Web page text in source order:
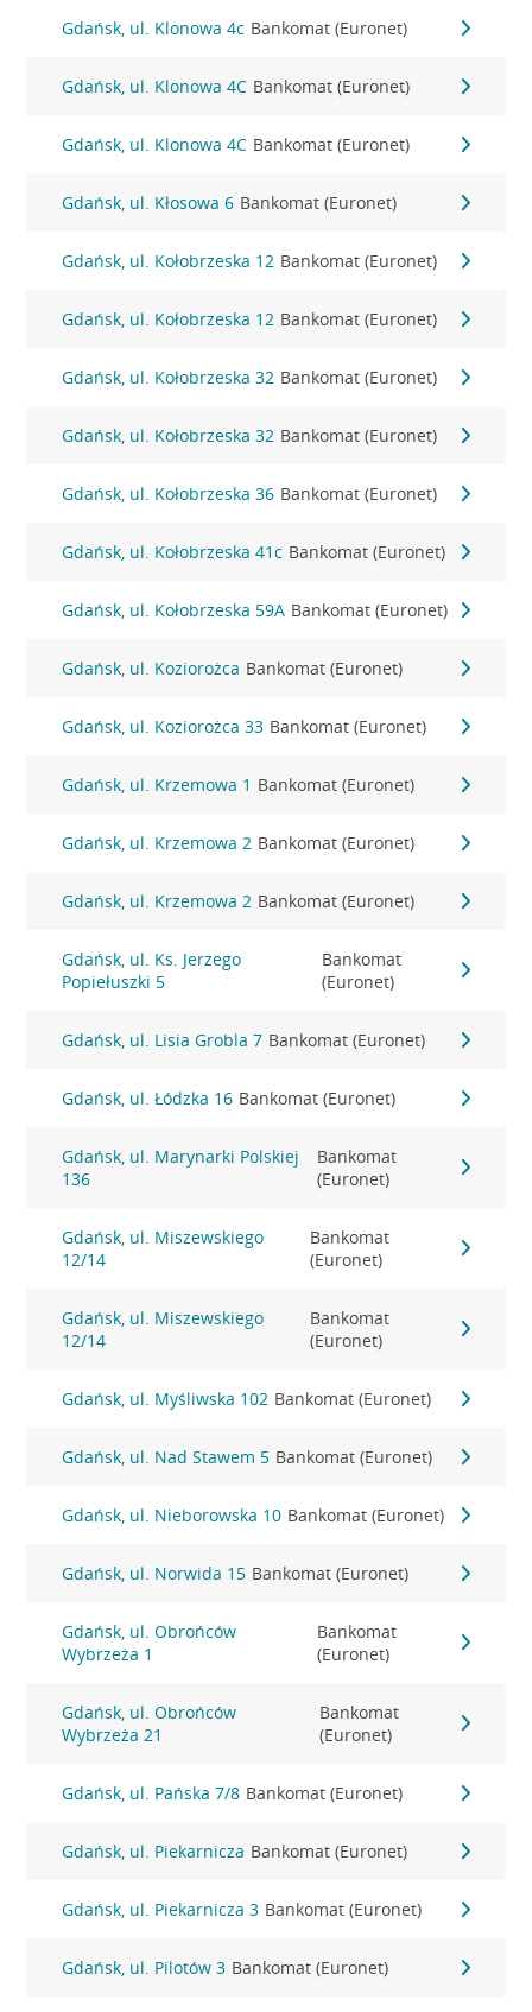
Gdańsk, ul. Klonowa 4c Bankomat (Euronet)
Gdańsk, ul. Klonowa 4C Bankomat (Euronet)
Gdańsk, ul. Klonowa 4C Bankomat (Euronet)
Gdańsk, ul. Kłosowa 6 Bankomat (Euronet)
Gdańsk, ul. Kołobrzeska 12 Bankomat (Euronet)
Gdańsk, ul. Kołobrzeska 12 Bankomat (Euronet)
Gdańsk, ul. Kołobrzeska 32 Bankomat (Euronet)
Gdańsk, ul. Kołobrzeska 32 Bankomat (Euronet)
Gdańsk, ul. Kołobrzeska 36 Bankomat (Euronet)
Gdańsk, ul. Kołobrzeska 41c Bankomat (Euronet)
Gdańsk, ul. Kołobrzeska 59A Bankomat (Euronet)
Gdańsk, ul. Koziorożca Bankomat (Euronet)
Gdańsk, ul. Koziorożca 33 Bankomat (Euronet)
Gdańsk, ul. Krzemowa 1 Bankomat (Euronet)
Gdańsk, ul. Krzemowa 2 Bankomat (Euronet)
Gdańsk, ul. Krzemowa 2 Bankomat (Euronet)
Gdańsk, ul. Ks. Jerzego
Popiełuszki 5
Bankomat
(Euronet)
Gdańsk, ul. Lisia Grobla 7 Bankomat (Euronet)
Gdańsk, ul. Łódzka 16 Bankomat (Euronet)
Gdańsk, ul. Marynarki Polskiej
136
Bankomat
(Euronet)
Gdańsk, ul. Miszewskiego
12/14
Bankomat
(Euronet)
Gdańsk, ul. Miszewskiego
12/14
Bankomat
(Euronet)
Gdańsk, ul. Myśliwska 102 Bankomat (Euronet)
Gdańsk, ul. Nad Stawem 5 Bankomat (Euronet)
Gdańsk, ul. Nieborowska 10 Bankomat (Euronet)
Gdańsk, ul. Norwida 15 Bankomat (Euronet)
Gdańsk, ul. Obrońców
Wybrzeża 1
Bankomat
(Euronet)
Gdańsk, ul. Obrońców
Wybrzeża 21
Bankomat
(Euronet)
Gdańsk, ul. Pańska 7/8 Bankomat (Euronet)
Gdańsk, ul. Piekarnicza Bankomat (Euronet)
Gdańsk, ul. Piekarnicza 3 Bankomat (Euronet)
Gdańsk, ul. Pilotów 3 Bankomat (Euronet)